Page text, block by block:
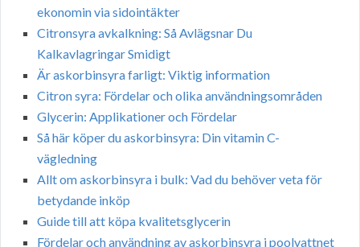
ekonomin via sidointäkter
Citronsyra avkalkning: Så Avlägsnar Du
Kalkavlagringar Smidigt
Är askorbinsyra farligt: Viktig information
Citron syra: Fördelar och olika användningsområden
Glycerin: Applikationer och Fördelar
Så här köper du askorbinsyra: Din vitamin C-
vägledning
Allt om askorbinsyra i bulk: Vad du behöver veta för
betydande inköp
Guide till att köpa kvalitetsglycerin
Fördelar och användning av askorbinsyra i poolvattnet